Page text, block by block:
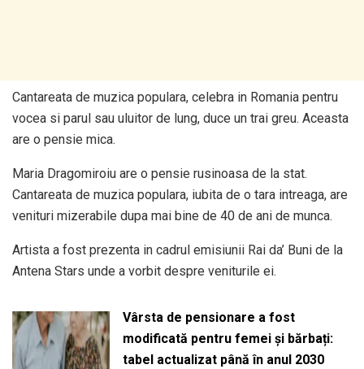
Cantareata de muzica populara, celebra in Romania pentru
vocea si parul sau uluitor de lung, duce un trai greu. Aceasta
are o pensie mica.
Maria Dragomiroiu are o pensie rusinoasa de la stat.
Cantareata de muzica populara, iubita de o tara intreaga, are
venituri mizerabile dupa mai bine de 40 de ani de munca.
Artista a fost prezenta in cadrul emisiunii Rai da’ Buni de la
Antena Stars unde a vorbit despre veniturile ei.
Vârsta de pensionare a fost
modificată pentru femei și bărbați:
tabel actualizat până în anul 2030